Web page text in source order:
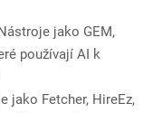
jako GEM,
používají AI k
jako Fetcher, HireEz,